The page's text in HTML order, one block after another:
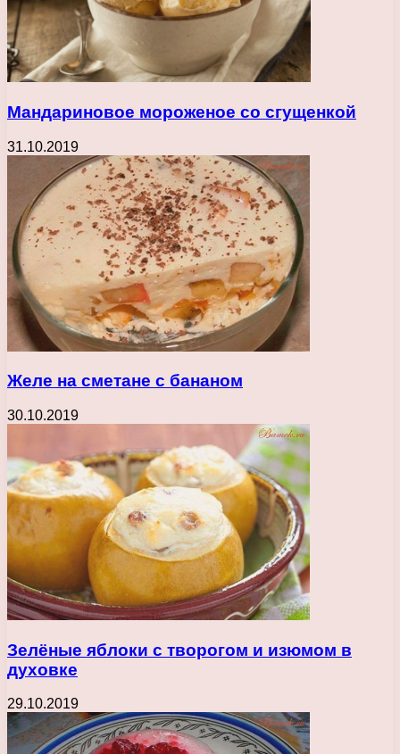
Мандариновое мороженое со сгущенкой
31.10.2019
Желе на сметане с бананом
30.10.2019
Зелёные яблоки с творогом и изюмом в
духовке
29.10.2019